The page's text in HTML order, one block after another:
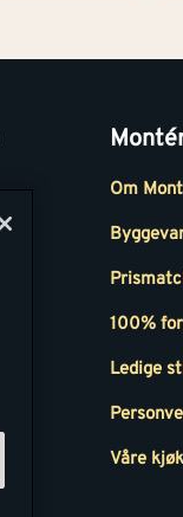
Om
100%
Ledige
Våre